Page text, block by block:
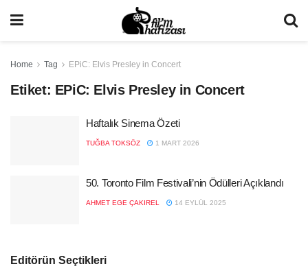
Home Tag EPiC: Elvis Presley in Concert
Etiket: EPiC: Elvis Presley in Concert
Haftalık Sinema Özeti
TUĞBA TOKSÖZ 1 MART 2026
50. Toronto Film Festivali’nin Ödülleri Açıklandı
AHMET EGE ÇAKIREL 14 EYLÜL 2025
Editörün Seçtikleri